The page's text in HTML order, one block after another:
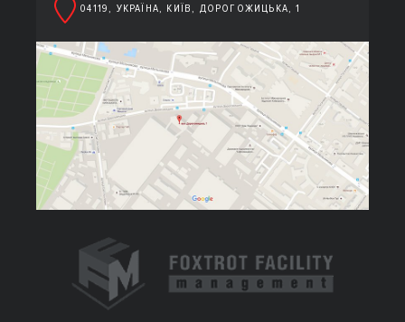
04119, УКРАЇНА, КИЇВ, ДОРОГОЖИЦЬКА, 1